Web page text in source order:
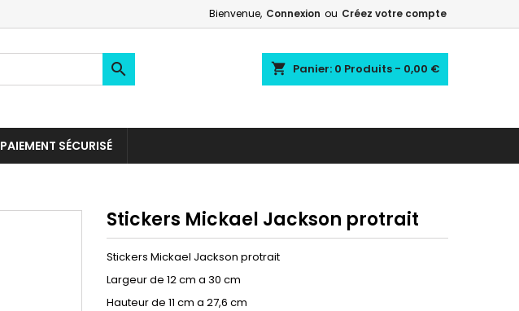
Bienvenue, Connexion ou Créez votre compte
shopping_cart Panier: 0 Produits - 0,00 €

PAIEMENT SÉCURISÉ
Stickers Mickael Jackson protrait
Stickers Mickael Jackson protrait
Largeur de 12 cm a 30 cm
Hauteur de 11 cm a 27,6 cm